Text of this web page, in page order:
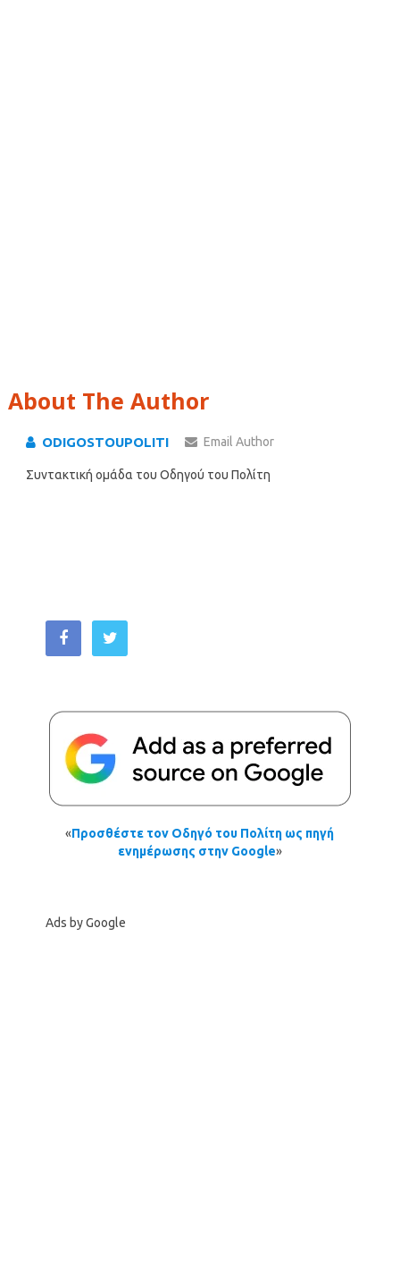
About The Author
ODIGOSTOUPOLITI Email Author
Συντακτική ομάδα του Οδηγού του Πολίτη
«Προσθέστε τον Οδηγό του Πολίτη ως πηγή
ενημέρωσης στην Google»
Ads by Google